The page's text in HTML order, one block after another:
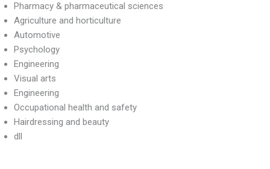
Pharmacy & pharmaceutical sciences
Agriculture and horticulture
Automotive
Psychology
Engineering
Visual arts
Engineering
Occupational health and safety
Hairdressing and beauty
dll